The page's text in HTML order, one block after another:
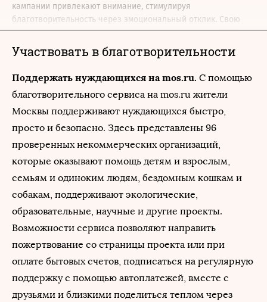
кампании привлекают внимание, стимулируя
благотворительность через эмоциональный отклик. Свою
роль играет и усиленная маркетинговая активность НКО,
ориентированная на праздничное настроение и готовность
людей помогать.
Нина Абросимова подтвердила, что благотворительные
организации стараются как распределить активности в
течение года, так и приурочить их к праздникам. В
частности, «Ночлежка» ежегодно проводит акцию
новогодние подарки для бездомных людей, чтобы никто не
остался без праздника. Каждый подарок – набор продуктов,
из которых можно приготовить обед без кухни, сладости,
фрукты, а также вещи, необходимые, чтобы позаботиться о
себе, сохранить чистоту и комфорт в сложных условиях
даже зимой: шапки, фонарики, термосы, расчески и многое
другое.
«Вместе с «Мандаринкой и тушенкой» мы всегда видим и
волну пожертвований: кто-то не может поддержать акцию,
но готов подписаться на разовое или регулярное
пожертвование. Регулярные пожертвования очень важны
для нас, чтобы планировать бюджет на следующий год», –
Участвовать в благотворительности
Поддержать нуждающихся на mos.ru. С помощью
благотворительного сервиса на mos.ru жители
Москвы поддерживают нуждающихся быстро,
просто и безопасно. Здесь представлены 96
проверенных некоммерческих организаций,
которые оказывают помощь детям и взрослым,
семьям и одиноким людям, бездомным кошкам и
собакам, поддерживают экологические,
образовательные, научные и другие проекты.
Возможности сервиса позволяют направить
пожертвование со страницы проекта или при
оплате бытовых счетов, подписаться на регулярную
поддержку с помощью автоплатежей, вместе с
друзьями и близкими поделиться теплом через